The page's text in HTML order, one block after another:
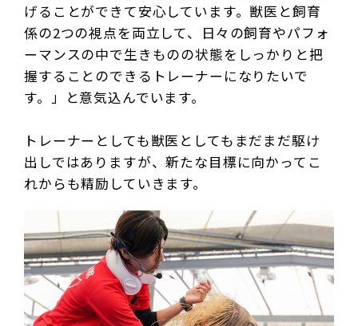
げることができて安心しています。獣医と飼育
係の2つの視点を両立して、日々の飼育やパフォ
ーマンスの中で生きものの状態をしっかりと把
握することのできるトレーナーになりたいで
す。」と意気込んでいます。
トレーナーとしても獣医としてもまだまだ駆け
出しではありますが、新たな目標に向かってこ
れからも精励していきます。